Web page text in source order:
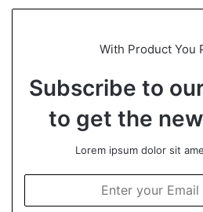
te
With Product You
Subscribe to
to get the
Lorem ipsum dolor sit